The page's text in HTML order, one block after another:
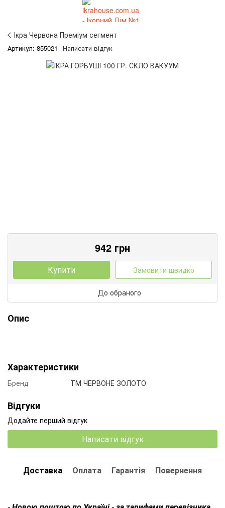
Ікра Червона Преміум сегмент
Артикул: 855021 Написати відгук
942 грн
Купити Замовити швидко
До обраного
Опис
Характеристики
Бренд ТМ ЧЕРВОНЕ ЗОЛОТО
Відгуки
Додайте перший відгук
Написати відгук
Доставка Оплата Гарантія Повернення